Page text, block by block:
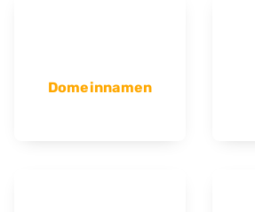
Domeinnamen